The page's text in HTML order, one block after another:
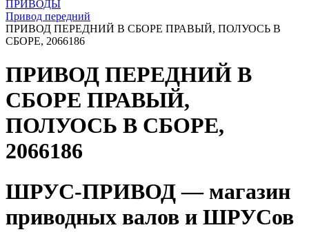
ПРИВОДЫ
Привод передний
ПРИВОД ПЕРЕДНИЙ В СБОРЕ ПРАВЫЙ, ПОЛУОСЬ В
СБОРЕ, 2066186
ПРИВОД ПЕРЕДНИЙ В
СБОРЕ ПРАВЫЙ,
ПОЛУОСЬ В СБОРЕ,
2066186
ШРУС-ПРИВОД — магазин
приводных валов и ШРУСов